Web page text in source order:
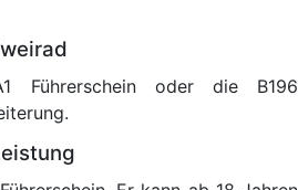
Führerschein oder die B196